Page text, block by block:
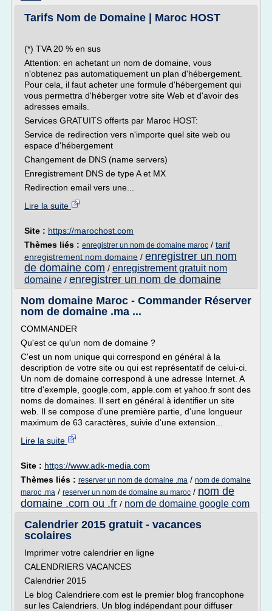
Tarifs Nom de Domaine | Maroc HOST
(*) TVA 20 % en sus
Attention: en achetant un nom de domaine, vous
n'obtenez pas automatiquement un plan d'hébergement.
Pour cela, il faut acheter une formule d'hébergement qui
vous permettra d'héberger votre site Web et d'avoir des
adresses emails.
Services GRATUITS offerts par Maroc HOST:
Service de redirection vers n'importe quel site web ou
espace d'hébergement
Changement de DNS (name servers)
Enregistrement DNS de type A et MX
Redirection email vers une...
Lire la suite
Site : https://marochost.com
Thèmes liés : enregistrer un nom de domaine maroc / tarif
enregistrement nom domaine / enregistrer un nom
de domaine com / enregistrement gratuit nom
domaine / enregistrer un nom de domaine
Nom domaine Maroc - Commander Réserver
nom de domaine .ma ...
COMMANDER
Qu'est ce qu'un nom de domaine ?
C'est un nom unique qui correspond en général à la
description de votre site ou qui est représentatif de celui-ci.
Un nom de domaine correspond à une adresse Internet. A
titre d'exemple, google.com, apple.com et yahoo.fr sont des
noms de domaines. Il sert en général à identifier un site
web. Il se compose d'une première partie, d'une longueur
maximum de 63 caractères, suivie d'une extension...
Lire la suite
Site : https://www.adk-media.com
Thèmes liés : reserver un nom de domaine .ma / nom de domaine
maroc .ma / reserver un nom de domaine au maroc / nom de
domaine .com ou .fr / nom de domaine google com
Calendrier 2015 gratuit - vacances
scolaires
Imprimer votre calendrier en ligne
CALENDRIERS VACANCES
Calendrier 2015
Le blog Calendriere.com est le premier blog francophone
sur les Calendriers. Un blog indépendant pour diffuser